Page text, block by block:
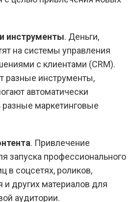
инструменты. Деньги,
на системы управления
с клиентами (CRM).
разные инструменты,
автоматически
разные маркетинговые
. Привлечение
запуска профессионального
в соцсетях, роликов,
и других материалов для
аудитории.